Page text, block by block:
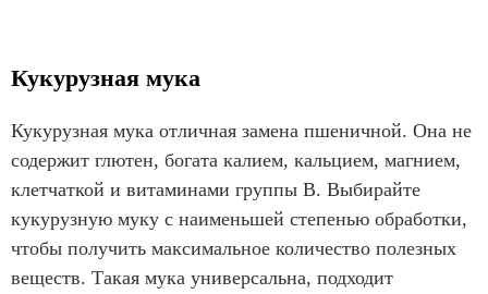
Кукурузная мука
Кукурузная мука отличная замена пшеничной. Она не
содержит глютен, богата калием, кальцием, магнием,
клетчаткой и витаминами группы В. Выбирайте
кукурузную муку с наименьшей степенью обработки,
чтобы получить максимальное количество полезных
веществ. Такая мука универсальна, подходит